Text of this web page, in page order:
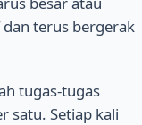
terus bergerak
tugas-tugas
satu. Setiap kali